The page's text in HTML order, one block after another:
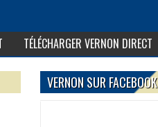
TÉLÉCHARGER VERNON DIRECT
VERNON SUR FACEBOOK